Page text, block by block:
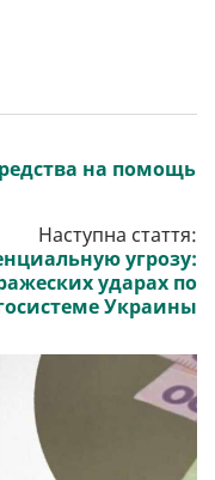
на помощь
Наступна стаття:
угрозу:
ударах по
Украины